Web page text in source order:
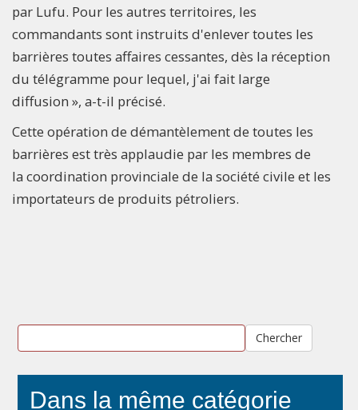
par Lufu. Pour les autres territoires, les
commandants sont instruits d'enlever toutes les
barrières toutes affaires cessantes, dès la réception
du télégramme pour lequel, j'ai fait large
diffusion », a-t-il précisé.
Cette opération de démantèlement de toutes les
barrières est très applaudie par les membres de
la coordination provinciale de la société civile et les
importateurs de produits pétroliers.
Chercher
Dans la même catégorie